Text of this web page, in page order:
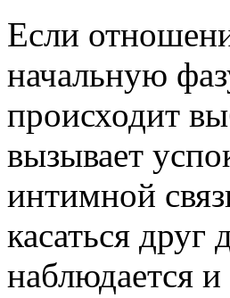
Если
начальную
происходит
вызывает
интимной
касаться
наблюдается